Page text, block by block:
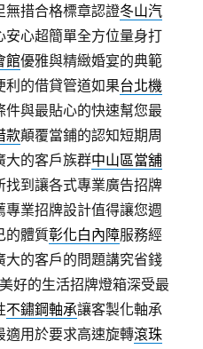
無措合格標章認證冬山汽
安心超簡單全方位量身打
館優雅與精緻婚宴的典範
利的借貸管道如果台北機
件與最貼心的快速幫您最
款顛覆當鋪的認知短期周
大的客戶族群中山區當舖
找到讓各式專業廣告招牌
專業招牌設計值得讓您週
的體質彰化白內障服務經
的客戶的問題講究省錢
好的生活招牌燈箱深受最
不鏽鋼軸承讓客製化軸承
適用於要求高速旋轉滾珠